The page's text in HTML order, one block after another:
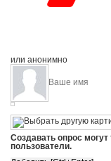
или анонимно
Создавать опрос
пользователи.